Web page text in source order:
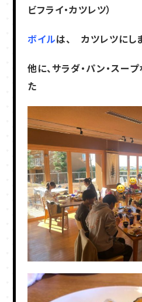
ビフライ・カツレツ）
ボイルは、 カツレツにし
他に、サラダ・パン・スー
た